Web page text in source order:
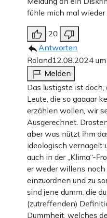
fühle mich mal wieder
20
Antworten
Roland12.08.2024
Melden
Das lustigste ist
Leute, die so gaaaar
erzählen wollen, wir
Ausgerechnet.
aber was nützt ihm
ideologisch vernagelt
auch in der „Klima“-
er weder willens
einzuordnen und zu
sind jene dumm, die
(zutreffenden)
Dummheit, welches